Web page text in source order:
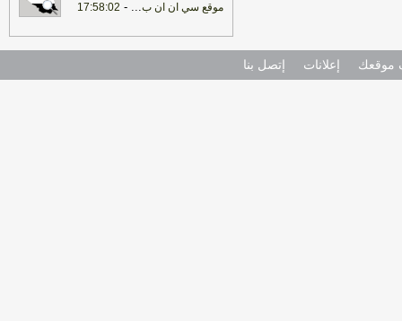
موقع سي ان ان ب...
-
17:58:02
موقعك إعلانات إتصل بنا